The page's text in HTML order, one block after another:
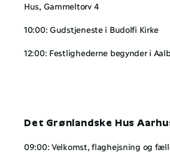
Hus, Gammeltorv 4
10:00: Gudstjeneste i Budolfi Kirke
12:00: Festlighederne begynder i
Det Grønlandske Hus
09:00: Velkomst, flaghejsning og